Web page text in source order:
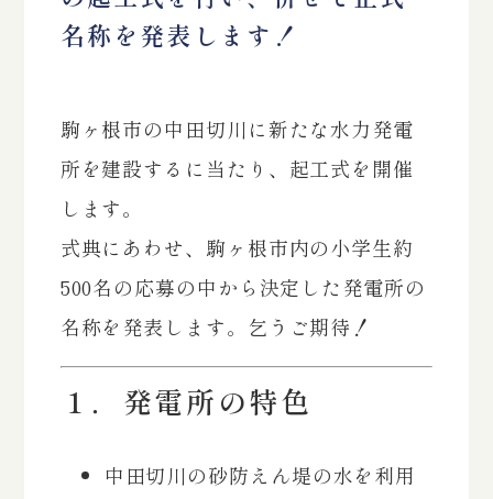
名称を発表します！
駒ヶ根市の中田切川に新たな水力発電
所を建設するに当たり、起工式を開催
します。
式典にあわせ、駒ヶ根市内の小学生約
500名の応募の中から決定した発電所の
名称を発表します。乞うご期待！
１．発電所の特色
中田切川の砂防えん堤の水を利用